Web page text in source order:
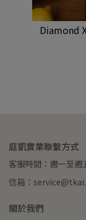
Diamond
庭凱實業聯繫方式
客服時間：週一至
信箱：
關於我們